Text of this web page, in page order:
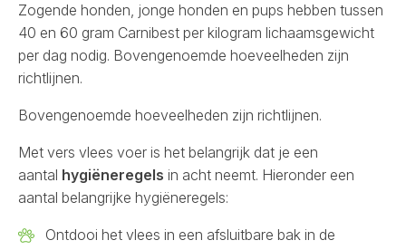
Zogende honden, jonge honden en pups hebben tussen
40 en 60 gram Carnibest per kilogram lichaamsgewicht
per dag nodig. Bovengenoemde hoeveelheden zijn
richtlijnen.
Bovengenoemde hoeveelheden zijn richtlijnen.
Met vers vlees voer is het belangrijk dat je een
aantal hygiëneregels in acht neemt. Hieronder een
aantal belangrijke hygiëneregels:
Ontdooi het vlees in een afsluitbare bak in de